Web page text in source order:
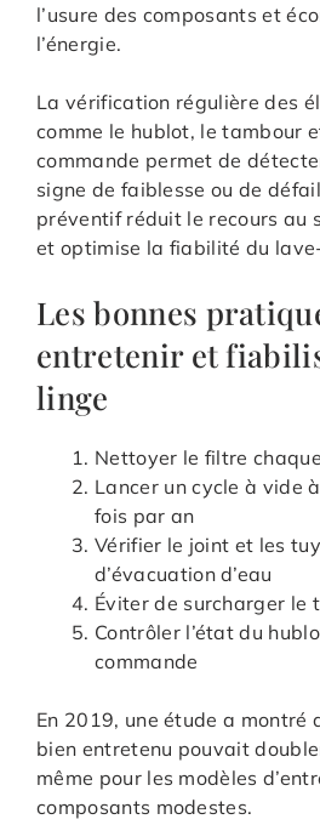
l’usure des composants et
l’énergie.
La vérification régulière des
comme le hublot, le tambour
commande permet de
signe de faiblesse ou de
préventif réduit le recours au
et optimise la fiabilité du
Les bonnes
entretenir et
linge
Nettoyer le filtre
Lancer un cycle à vide
fois par an
Vérifier le joint et les
d’évacuation d’eau
Éviter de surcharger le
Contrôler l’état du
commande
En 2019, une étude a montré
bien entretenu pouvait
même pour les modèles
composants modestes.